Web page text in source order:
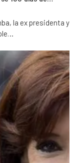
la ex presidenta y